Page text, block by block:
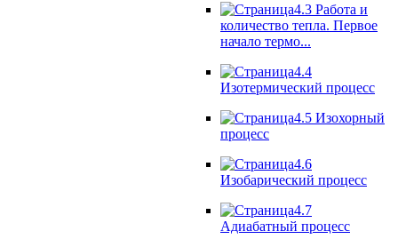
4.3 Работа и
количество тепла. Первое
начало термо...
4.4
Изотермический процесс
4.5 Изохорный
процесс
4.6
Изобарический процесс
4.7
Адиабатный процесс